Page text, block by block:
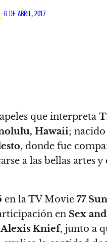
–6 DE ABRIL, 2017
que interpreta
Hawaii;
, donde fue
a las bellas artes
en la TV Movie 77
en Sex
Alexis Knief, junto a